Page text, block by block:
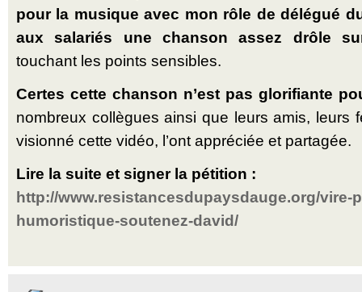
pour la musique avec mon rôle de délégué
aux salariés une chanson assez drôle
touchant les points sensibles.
Certes cette chanson n’est pas glorifiante
nombreux collègues ainsi que leurs amis, leurs
visionné cette vidéo, l’ont appréciée et partagée.
Lire la suite et signer la pétition :
http://www.resistancesdupaysdauge.org/vire-
humoristique-soutenez-david/